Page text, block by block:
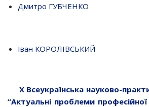
Дмитро ГУБЧЕНКО
Іван КОРОЛІВСЬКИЙ
Х Всеукраїнська науково-
“Актуальні проблеми